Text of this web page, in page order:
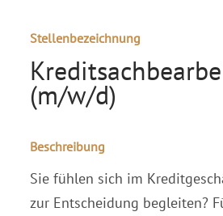
Stellenbezeichnung
(m/w/d)
Beschreibung
Sie fühlen sich im
zur Entscheidung begleiten?